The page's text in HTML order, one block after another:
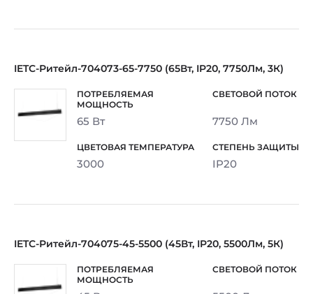
IETC-Ритейл-704073-65-7750 (65Вт, IP20, 7750Лм, 3К)
65 Вт 7750 Лм
3000 IP20
IETC-Ритейл-704075-45-5500 (45Вт, IP20, 5500Лм, 5К)